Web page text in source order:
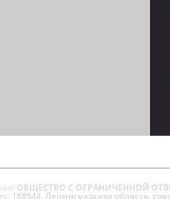
ОБЩЕСТВО С ОГРАНИЧЕННОЙ
188544, Ленинградская область,